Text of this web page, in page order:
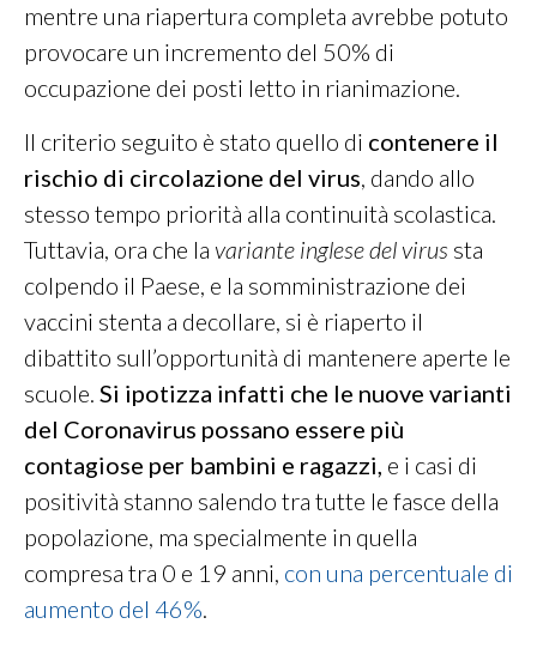
mentre una riapertura completa avrebbe potuto
provocare un incremento del 50% di
occupazione dei posti letto in rianimazione.
Il criterio seguito è stato quello di contenere il
rischio di circolazione del virus , dando allo
stesso tempo priorità alla continuità scolastica.
Tuttavia, ora che la variante inglese del virus sta
colpendo il Paese, e la somministrazione dei
vaccini stenta a decollare, si è riaperto il
dibattito sull’opportunità di mantenere aperte le
scuole. Si ipotizza infatti che le nuove varianti
del Coronavirus possano essere più
contagiose per bambini e ragazzi, e i casi di
positività stanno salendo tra tutte le fasce della
popolazione, ma specialmente in quella
compresa tra 0 e 19 anni, con una percentuale di
aumento del 46%